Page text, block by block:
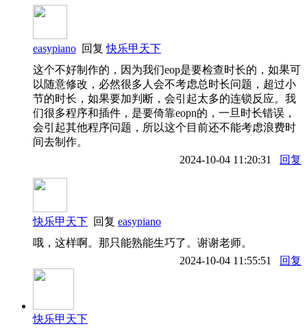
easypiano 回复快乐甲天下
这个不好制作的，因为我们eop是要检查时长的，如果可
以随意修改，必然很多人会不考虑总时长问题，超过小
节的时长，如果要加判断，会引起太多的连锁反应。我
们很多程序和插件，是要倚靠eopn的，一旦时长错误，
会引起其他程序问题，所以这个目前还不能考虑浪费时
间去制作。
2024-10-04 11:20:31
回复
快乐甲天下 回复 easypiano
哦，这样啊。那只能熟能生巧了。谢谢老师。
2024-10-04 11:55:51
回复
快乐甲天下